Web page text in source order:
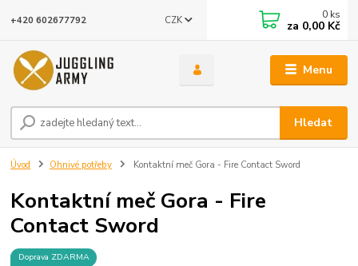
Menu
CZK
Hledat
+420 602677792 0 ks
za 0,00 Kč
Úvod Ohnivé potřeby Kontaktní meč Gora - Fire Contact Sword
Kontaktní meč Gora - Fire
Contact Sword
Doprava ZDARMA